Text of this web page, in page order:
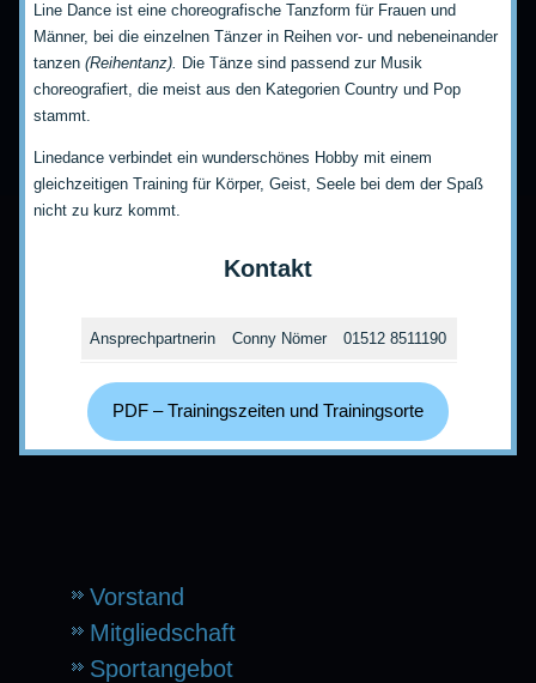
Line Dance ist eine choreografische Tanzform für Frauen und
Männer, bei die einzelnen Tänzer in Reihen vor- und nebeneinander
tanzen(Reihentanz). Die Tänze sind passend zur Musik
choreografiert, die meist aus den Kategorien Country und Pop
stammt.
Linedance verbindet ein wunderschönes Hobby mit einem
gleichzeitigen Training für Körper, Geist, Seele bei dem der Spaß
nicht zu kurz kommt.
Kontakt
Ansprechpartnerin Conny Nömer 01512 8511190
PDF – Trainingszeiten und Trainingsorte
Vorstand
Mitgliedschaft
Sportangebot